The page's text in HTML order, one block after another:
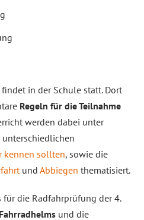
findet in der Schule statt. Dort
Regeln für die Teilnahme
werden dabei unter
kennen sollten, sowie die
und Abbiegen thematisiert.
die Radfahrprüfung der 4.
und die